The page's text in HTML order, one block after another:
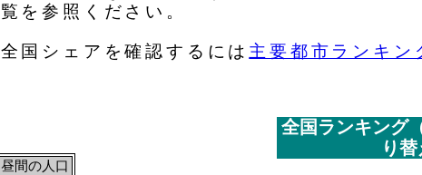
を参照ください。
国シェアを確認するには 主要都市ランキン
昼間の人口
全国ランキング
り